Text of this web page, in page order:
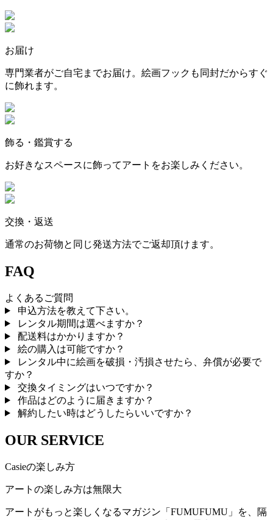
お届け
専門業者がご自宅までお届け。絵画フックも同封だからすぐ
に飾れます。
飾る・鑑賞する
お好きなスペースに飾ってアートをお楽しみください。
交換・返送
通常のお荷物と同じ発送方法でご返却頂けます。
FAQ
よくあるご質問
申込方法を教えて下さい。
レンタル期間は選べますか？
配送料はかかりますか？
絵の購入は可能ですか？
レンタル中に絵画を破損・汚損させたら、弁償が必要で
すか？
交換タイミングはいつですか？
作品はどのように届きますか？
解約したい時はどうしたらいいですか？
OUR SERVICE
Casieの楽しみ方
アートの楽しみ方は無限大
アートがもっと楽しくなるマガジン「FUMUFUMU」を、隔